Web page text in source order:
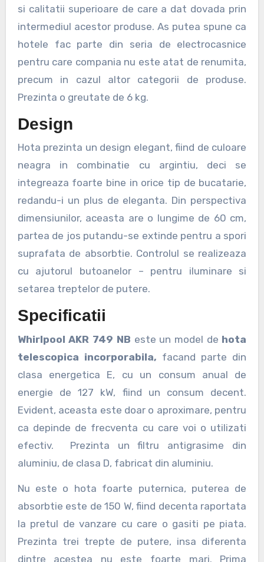
si calitatii superioare de care a dat dovada prin
intermediul acestor produse. As putea spune ca
hotele fac parte din seria de electrocasnice
pentru care compania nu este atat de renumita,
precum in cazul altor categorii de produse.
Prezinta o greutate de 6 kg.
Design
Hota prezinta un design elegant, fiind de culoare
neagra in combinatie cu argintiu, deci se
integreaza foarte bine in orice tip de bucatarie,
redandu-i un plus de eleganta. Din perspectiva
dimensiunilor, aceasta are o lungime de 60 cm,
partea de jos putandu-se extinde pentru a spori
suprafata de absorbtie. Controlul se realizeaza
cu ajutorul butoanelor – pentru iluminare si
setarea treptelor de putere.
Specificatii
Whirlpool AKR 749 NB este un model de hota
telescopica incorporabila, facand parte din
clasa energetica E, cu un consum anual de
energie de 127 kW, fiind un consum decent.
Evident, aceasta este doar o aproximare, pentru
ca depinde de frecventa cu care voi o utilizati
efectiv. Prezinta un filtru antigrasime din
aluminiu, de clasa D, fabricat din aluminiu.
Nu este o hota foarte puternica, puterea de
absorbtie este de 150 W, fiind decenta raportata
la pretul de vanzare cu care o gasiti pe piata.
Prezinta trei trepte de putere, insa diferenta
dintre acestea nu este foarte mari. Prima